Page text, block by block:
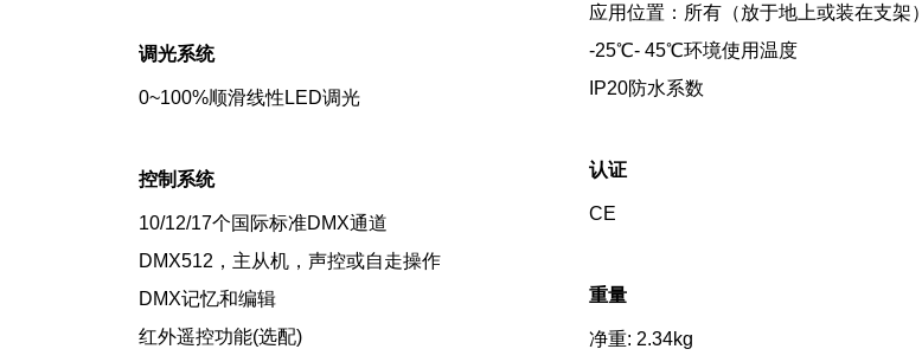
调光系统
0~100%顺滑线性LED调光
控制系统
10/12/17个国际标准DMX通道
DMX512，主从机，声控或自走操作
DMX记忆和编辑
红外遥控功能(选配)
应用位置：所有（放于地上或装在支架）
-25℃- 45℃环境使用温度
IP20防水系数
认证
CE
重量
净重: 2.34kg